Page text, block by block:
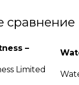
сравнение
–
Limited